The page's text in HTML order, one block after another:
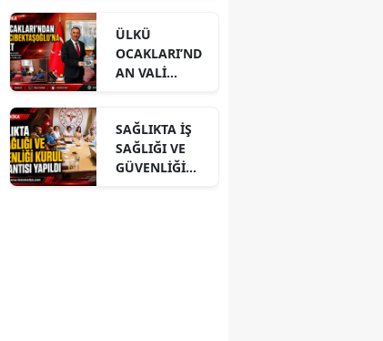
ÜLKÜ
OCAKLARI’ND
AN VALİ
ZİYARET
SAĞLIKTA İŞ
SAĞLIĞI VE
GÜVENLİĞİ